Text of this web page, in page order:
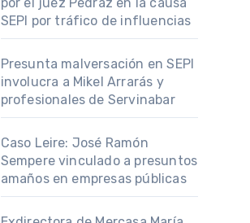
SEPI por tráfico de influencias
Presunta malversación en SEPI
involucra a Mikel Arrarás y
profesionales de Servinabar
Caso Leire: José Ramón
Sempere vinculado a presuntos
amaños en empresas públicas